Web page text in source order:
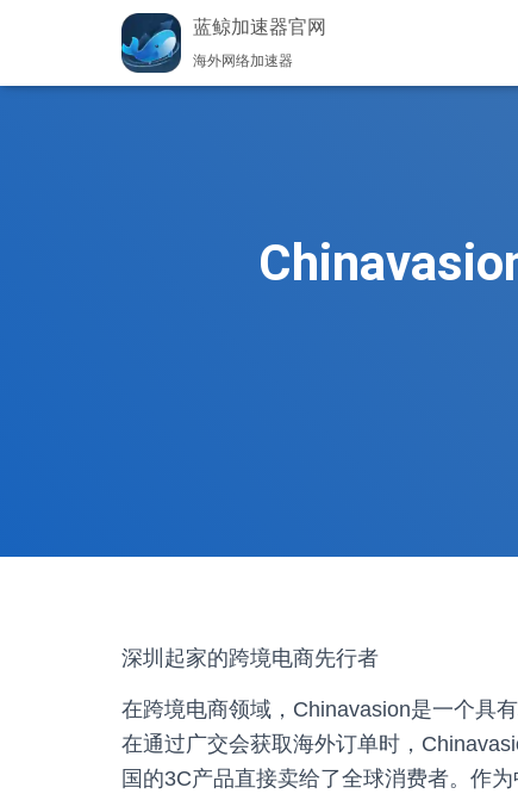
蓝鲸加速器官网
海外网络加速器
深圳起家的跨境电商先行者
在跨境电商领域，Chinavasion是一个具
在通过广交会获取海外订单时，
国的3C产品直接卖给了全球消费者。作